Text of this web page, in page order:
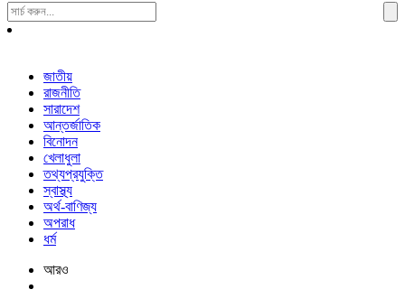
Search
For:
জাতীয়
রাজনীতি
সারাদেশ
আন্তর্জাতিক
বিনোদন
খেলাধুলা
তথ্যপ্রযুক্তি
স্বাস্থ্য
অর্থ-বাণিজ্য
অপরাধ
ধর্ম
আরও